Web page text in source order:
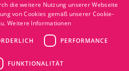
die weitere Nutzung unserer Webseite
von Cookies gemäß unserer Cookie-
Weitere Informationen
PERFORMANCE
FUNKTIONALITÄT